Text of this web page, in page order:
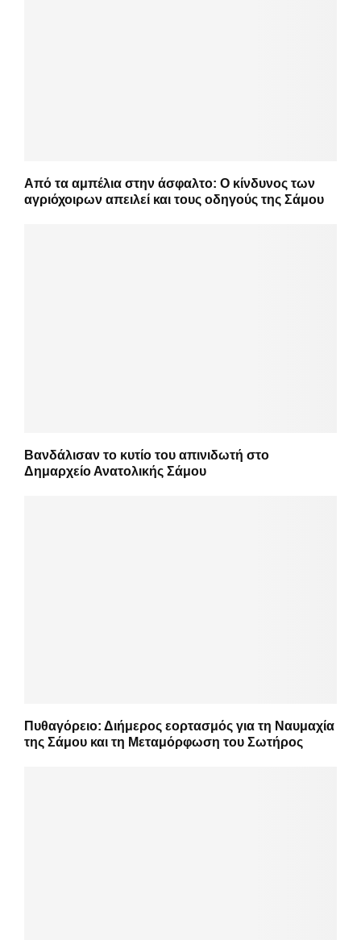
Από τα αμπέλια στην άσφαλτο: Ο κίνδυνος των
αγριόχοιρων απειλεί και τους οδηγούς της Σάμου
Βανδάλισαν το κυτίο του απινιδωτή στο
Δημαρχείο Ανατολικής Σάμου
Πυθαγόρειο: Διήμερος εορτασμός για τη Ναυμαχία
της Σάμου και τη Μεταμόρφωση του Σωτήρος